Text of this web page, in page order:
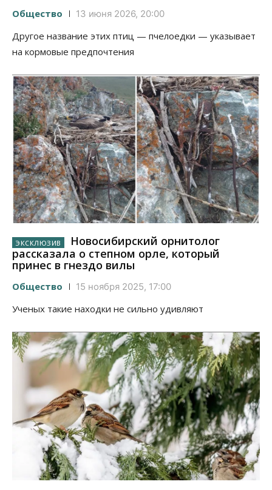
Общество 13 июня 2026, 20:00
Другое название этих птиц — пчелоедки — указывает
на кормовые предпочтения
Новосибирский орнитолог
рассказала о степном орле, который
принес в гнездо вилы
Общество 15 ноября 2025, 17:00
Ученых такие находки не сильно удивляют